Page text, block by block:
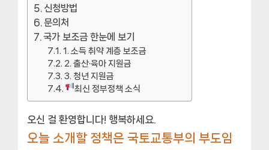
신청방법
문의처
국가 보조금 한눈에 보기
1. 소득 취약 계층 보조금
2. 출산·육아 지원금
3. 청년 지원금
최신 정부정책 소식
오신 걸 환영합니다! 행복하세요.
오늘 소개할 정책은 국토교통부의 부도임